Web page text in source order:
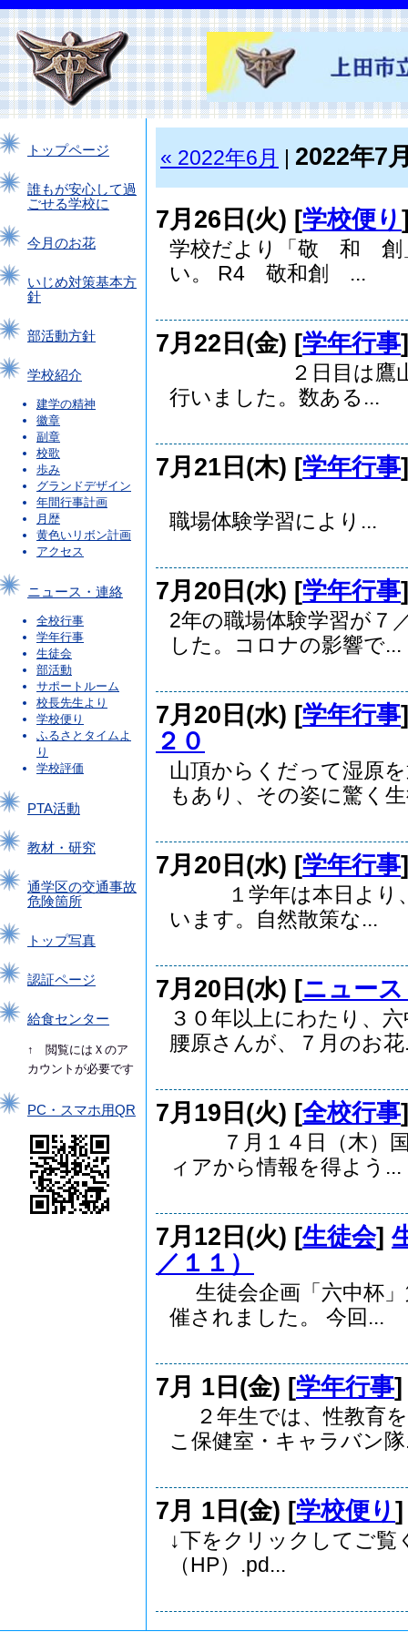
トップページ
誰もが安心して過
ごせる学校に
今月のお花
いじめ対策基本方
針
部活動方針
学校紹介
建学の精神
徽章
副章
校歌
歩み
グランドデザイン
年間行事計画
月歴
黄色いリボン計画
アクセス
ニュース・連絡
全校行事
学年行事
生徒会
部活動
サポートルーム
校長先生より
学校便り
ふるさとタイムよ
り
学校評価
PTA活動
教材・研究
通学区の交通事故
危険箇所
トップ写真
認証ページ
給食センター
↑ 閲覧にはＸのア
カウントが必要です
PC・スマホ用QR
« 2022年6月 2022年7
7月26日(火) [学校便り
学校だより「敬 和 創
い。 R4 敬和創 ...
7月22日(金) [学年行事
２日目は鷹山ファ
行いました。数ある...
7月21日(木) [学年行事
職場体験学習により...
7月20日(水) [学年行事
2年の職場体験学習が７
した。コロナの影響で...
7月20日(水) [学年行事
２０
山頂からくだって湿原
もあり、その姿に驚く
7月20日(水) [学年行事
１学年は本日より、
います。自然散策な...
7月20日(水) [ニュー
３０年以上にわたり、
腰原さんが、７月のお花
7月19日(火) [全校行事
７月１４日（木）国
ィアから情報を得よう...
7月12日(火) [生徒会]
／１１）
生徒会企画「六中杯」
催されました。 今回...
7月 1日(金) [学年行事
２年生では、性教育
こ保健室・キャラバン
7月 1日(金) [学校便り
↓下をクリックしてご
（HP）.pd...